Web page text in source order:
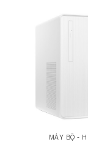
MÁY BỘ -